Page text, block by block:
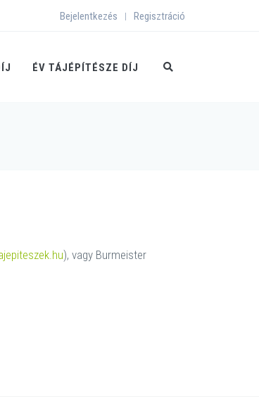
Bejelentkezés | Regisztráció
ÉV TÁJÉPÍTÉSZE DÍJ
), vagy Burmeister